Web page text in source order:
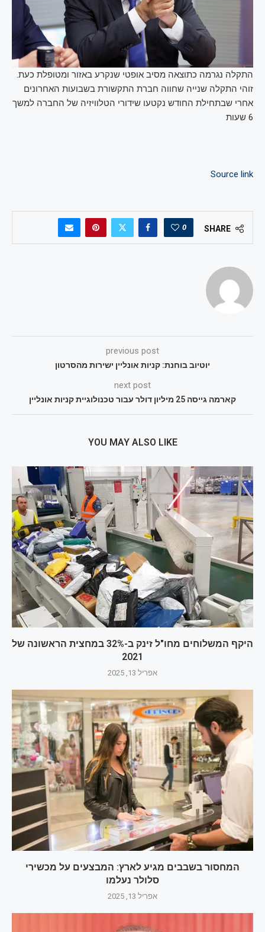
התקלה נגרמה כתוצאה מסיב אופטי שנקרע באזור ומטופלת כעת.
זוהי התקלה שנייה שחווה חברת התקשורת בשבועות האחרונים
אחרי שבתחילת החודש נקטעו שידורי הטלוויזיה של החברה למשך
6 שעות
Source link
SHARE
0
previous post
יוטיוב בוחנת: קניות אונליין ישירות מהסרטון
next post
קארמה גייסה 25 מיליון דולר עבור טכנולוגיית קניות אונליין
YOU MAY ALSO LIKE
היקף המשלוחים מחו"ל זינק ב-32% במחצית הראשונה של
2021
אפריל 13, 2025
המחסור בשבבים מגיע לארץ: המבצעים על מכשירי
סלולר נעלמו
אפריל 13, 2025